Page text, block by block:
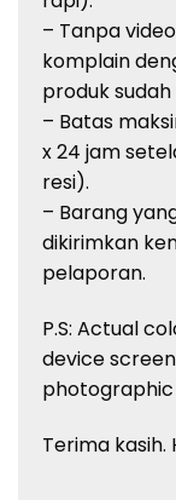
– Tanpa
komplain
produk
– Batas
x 24 jam
resi).
– Barang
dikirimkan
pelaporan.
P.S: Actual
device
Terima